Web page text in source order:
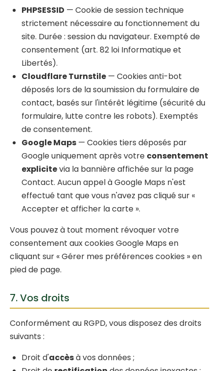
PHPSESSID — Cookie de session technique
strictement nécessaire au fonctionnement du
site. Durée : session du navigateur. Exempté de
consentement (art. 82 loi Informatique et
Libertés).
Cloudflare Turnstile — Cookies anti-bot
déposés lors de la soumission du formulaire de
contact, basés sur l'intérêt légitime (sécurité du
formulaire, lutte contre les robots). Exemptés
de consentement.
Google Maps — Cookies tiers déposés par
Google uniquement après votre consentement
explicitevia la bannière affichée sur la page
Contact. Aucun appel à Google Maps n'est
effectué tant que vous n'avez pas cliqué sur «
Accepter et afficher la carte ».
Vous pouvez à tout moment révoquer votre
consentement aux cookies Google Maps en
cliquant sur « Gérer mes préférences cookies » en
pied de page.
7. Vos droits
Conformément au RGPD, vous disposez des droits
suivants :
Droit d'accèsà vos données ;